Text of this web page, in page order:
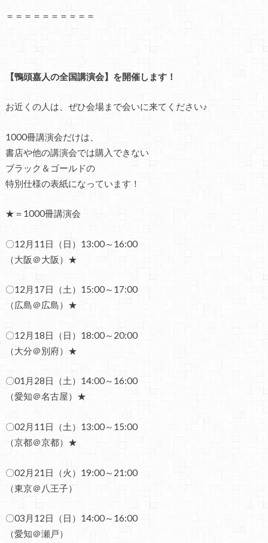
＝＝＝＝＝＝＝＝＝＝
【鴨頭嘉人の全国講演会】を開催します！
お近くの人は、ぜひ会場まで会いに来てください♪
1000冊講演会だけは、
書店や他の講演会では購入できない
ブラック＆ゴールドの
特別仕様の表紙になっています！
★＝1000冊講演会
〇12月11日（日）13:00～16:00
（大阪＠大阪）★
〇12月17日（土）15:00～17:00
（広島＠広島）★
〇12月18日（日）18:00～20:00
（大分＠別府）★
〇01月28日（土）14:00～16:00
（愛知＠名古屋）★
〇02月11日（土）13:00～15:00
（京都＠京都）★
〇02月21日（火）19:00～21:00
（東京＠八王子）
〇03月12日（日）14:00～16:00
（愛知＠瀬戸）